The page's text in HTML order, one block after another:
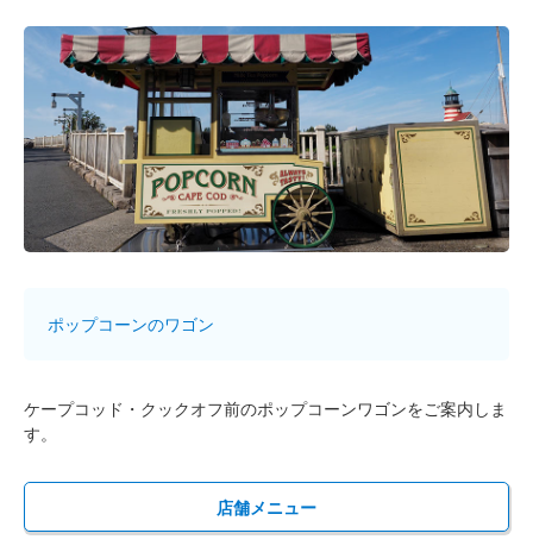
ポップコーンのワゴン
ケープコッド・クックオフ前のポップコーンワゴンをご案内しま
す。
店舗メニュー